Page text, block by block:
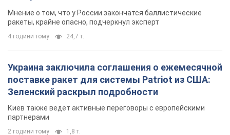
учителей: в результате удара РФ по Киевской
области погибли директор киевского лицея, её
муж и внук
Вечная память жертвам российского террора
2 години тому 13,3 т.